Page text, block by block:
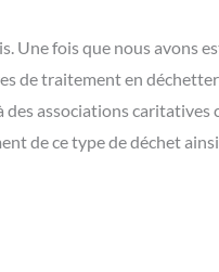
Une fois que nous avons
de traitement en
associations caritatives
de ce type de déchet ainsi